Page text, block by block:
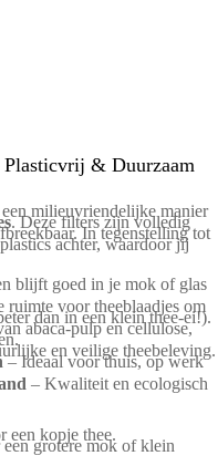
Plasticvrij & Duurzaam
milieuvriendelijke manier
. Deze filters zijn volledig
In tegenstelling tot
achter, waardoor jij
blijft goed in je mok of glas
ruimte voor theeblaadjes om
dan in een klein thee-ei!).
abaca-pulp en cellulose,
en veilige theebeleving.
– Ideaal voor thuis, op werk
– Kwaliteit en ecologisch
een kopje thee.
grotere mok of klein